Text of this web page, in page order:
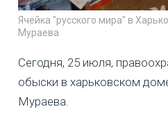
Ячейка "русского мира" в
Мураева
Сегодня, 25 июля,
обыски в харьковском
Мураева.